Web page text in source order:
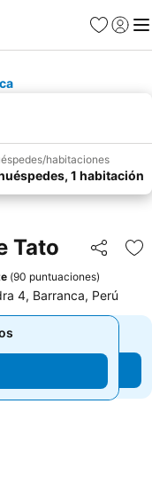
Favoritos
Iniciar
habitaciones
1 habitación
Tato Compartir
(90 puntuaciones)
4, Barranca, Perú